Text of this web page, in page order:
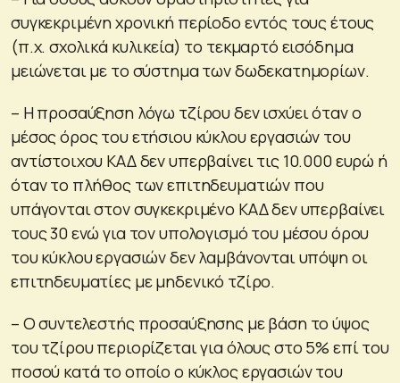
συγκεκριμένη χρονική περίοδο εντός τους έτους
(π.χ. σχολικά κυλικεία) το τεκμαρτό εισόδημα
μειώνεται με το σύστημα των δωδεκατημορίων.
– Η προσαύξηση λόγω τζίρου δεν ισχύει όταν ο
μέσος όρος του ετήσιου κύκλου εργασιών του
αντίστοιχου ΚΑΔ δεν υπερβαίνει τις 10.000 ευρώ ή
όταν το πλήθος των επιτηδευματιών που
υπάγονται στον συγκεκριμένο ΚΑΔ δεν υπερβαίνει
τους 30 ενώ για τον υπολογισμό του μέσου όρου
του κύκλου εργασιών δεν λαμβάνονται υπόψη οι
επιτηδευματίες με μηδενικό τζίρο.
– Ο συντελεστής προσαύξησης με βάση το ύψος
του τζίρου περιορίζεται για όλους στο 5% επί του
ποσού κατά το οποίο ο κύκλος εργασιών του